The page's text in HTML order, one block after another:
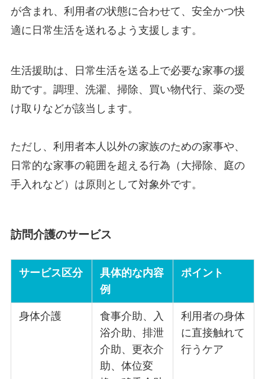
が含まれ、利用者の状態に合わせて、安全かつ快
適に日常生活を送れるよう支援します。
生活援助は、日常生活を送る上で必要な家事の援
助です。調理、洗濯、掃除、買い物代行、薬の受
け取りなどが該当します。
ただし、利用者本人以外の家族のための家事や、
日常的な家事の範囲を超える行為（大掃除、庭の
手入れなど）は原則として対象外です。
訪問介護のサービス
サービス区分
具体的な内容
例
ポイント
身体介護
食事介助、入
浴介助、排泄
介助、更衣介
助、体位変
利用者の身体
に直接触れて
行うケア